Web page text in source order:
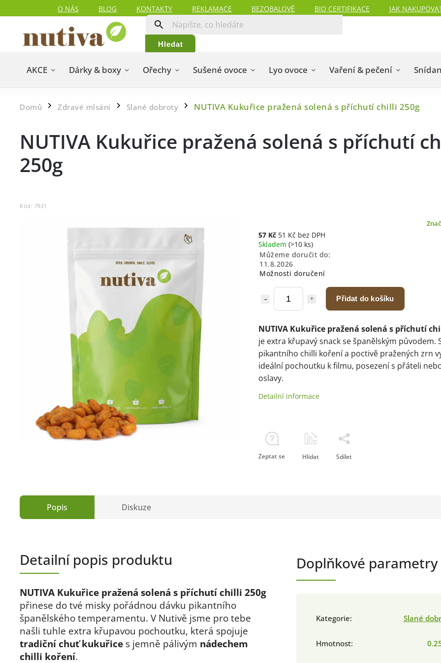
O NÁS BLOG KONTAKTY REKLAMACE BEZOBALOVĚ BIO CERTIFIKACE JAK
Hledat
AKCE Dárky & boxy Ořechy Sušené ovoce Lyo ovoce Vaření & pečení
Domů / Zdravé mlsání / Slané dobroty / NUTIVA Kukuřice pražená solená s příchutí chilli 250g
NUTIVA Kukuřice pražená solená s příchutí
250g
Kód: 7921
57 Kč 51 Kč bez DPH
Skladem (>10 ks)
Můžeme doručit do:
11.8.2026
Možnosti doručení
Přidat do košíku
NUTIVA Kukuřice pražená solená s příchutí
je extra křupavý snack se španělským původem.
pikantního chilli koření a poctivě pražených zrn
ideální pochoutku k filmu, posezení s přáteli
oslavy.
Detailní informace
Zeptat se Hlídat Sdílet
Popis Diskuze
Detailní popis produktu
NUTIVA Kukuřice pražená solená s příchutí chilli 250g
přinese do tvé misky pořádnou dávku pikantního
španělského temperamentu. V Nutivě jsme pro tebe
našli tuhle extra křupavou pochoutku, která spojuje
tradiční chuť kukuřice s jemně pálivým nádechem
chilli koření.
Doplňkové parametry
Kategorie: Slané
Hmotnost: